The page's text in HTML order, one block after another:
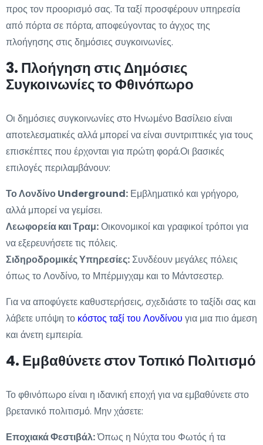
προς τον προορισμό σας. Τα ταξί προσφέρουν υπηρεσία
από πόρτα σε πόρτα, αποφεύγοντας το άγχος της
πλοήγησης στις δημόσιες συγκοινωνίες.
3. Πλοήγηση στις Δημόσιες
Συγκοινωνίες το Φθινόπωρο
Οι δημόσιες συγκοινωνίες στο Ηνωμένο Βασίλειο είναι
αποτελεσματικές αλλά μπορεί να είναι συντριπτικές για τους
επισκέπτες που έρχονται για πρώτη φορά.Οι βασικές
επιλογές περιλαμβάνουν:
Το Λονδίνο Underground: Εμβληματικό και γρήγορο,
αλλά μπορεί να γεμίσει.
Λεωφορεία και Τραμ:Οικονομικοί και γραφικοί τρόποι για
να εξερευνήσετε τις πόλεις.
Σιδηροδρομικές Υπηρεσίες:Συνδέουν μεγάλες πόλεις
όπως το Λονδίνο, το Μπέρμιγχαμ και το Μάντσεστερ.
Για να αποφύγετε καθυστερήσεις, σχεδιάστε το ταξίδι σας και
λάβετε υπόψη το κόστος ταξί του Λονδίνου για μια πιο άμεση
και άνετη εμπειρία.
4. Εμβαθύνετε στον Τοπικό Πολιτισμό
Το φθινόπωρο είναι η ιδανική εποχή για να εμβαθύνετε στο
βρετανικό πολιτισμό. Μην χάσετε:
Εποχιακά Φεστιβάλ:Όπως η Νύχτα του Φωτός ή τα